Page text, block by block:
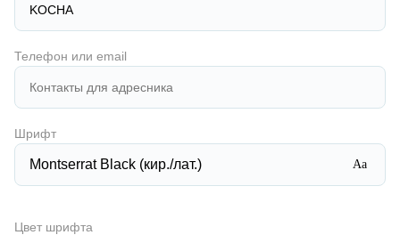
Телефон или email
Шрифт
Montserrat Black (кир./лат.) Aa
Цвет шрифта